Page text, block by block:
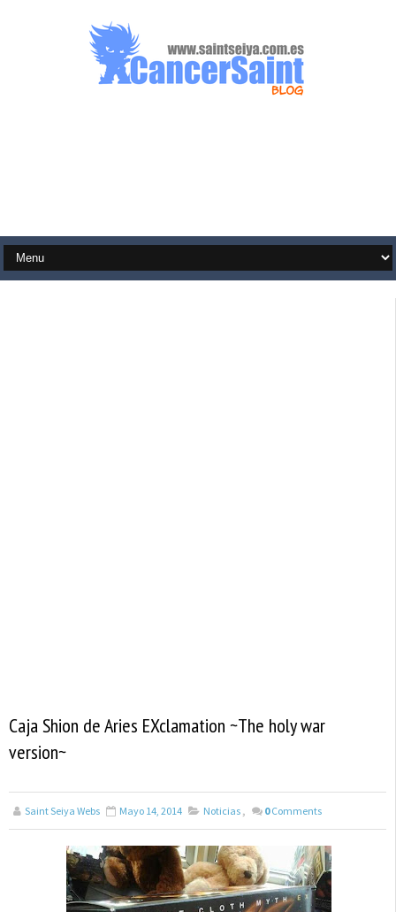
Caja Shion de Aries EXclamation ~The holy war
version~
Saint Seiya Webs Mayo 14, 2014 Noticias , 0 Comments